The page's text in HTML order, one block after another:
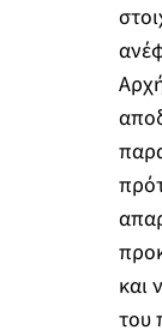
και
του